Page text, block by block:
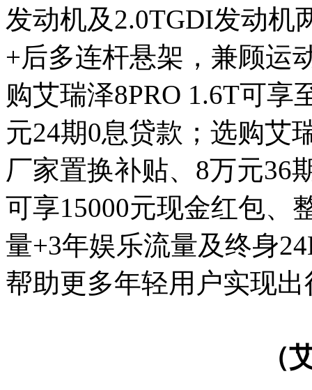
发动机及2.0TGDI发动机
+后多连杆悬架，兼顾运
购艾瑞泽8PRO 1.6T可享
元24期0息贷款；选购艾
厂家置换补贴、8万元36
可享15000元现金红包、
量+3年娱乐流量及终身
帮助更多年轻用户实现
（